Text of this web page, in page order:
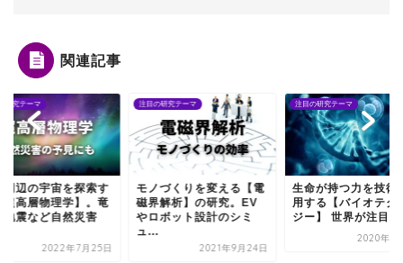
関連記事
研究テーマ
周辺の宇宙を探索す
超高層物理学】。竜
地震など自然災害
2022年7月25日
注目の研究テーマ
モノづくりを変える【電
磁界解析】の研究。EV
やロボット設計のシミ
ュ...
2021年9月24日
注目の研究テーマ
生命が持つ力を技術
用する【バイオテク
ジー】 世界が注目
2020年11